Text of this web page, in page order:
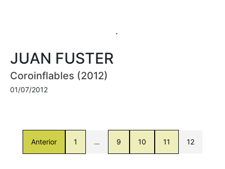
JUAN FUSTER
Coroinflables (2012)
01/07/2012
Anterior 1 … 9 10 11 12